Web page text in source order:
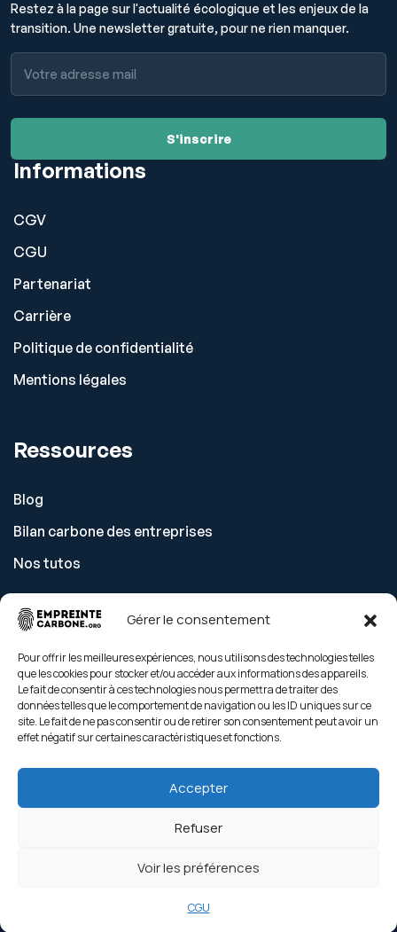
Gérer le consentement
Pour offrir les meilleures expériences, nous utilisons des technologies telles
que les cookies pour stocker et/ou accéder aux informations des appareils.
Le fait de consentir à ces technologies nous permettra de traiter des
données telles que le comportement de navigation ou les ID uniques sur ce
site. Le fait de ne pas consentir ou de retirer son consentement peut avoir un
effet négatif sur certaines caractéristiques et fonctions.
Accepter
Refuser
Voir les préférences
CGU
Restez à la page sur l'actualité écologique et les enjeux de la
transition. Une newsletter gratuite, pour ne rien manquer.
Informations
CGV
CGU
Partenariat
Carrière
Politique de confidentialité
Mentions légales
Ressources
Blog
Bilan carbone des entreprises
Nos tutos
Découvrir
Tarifs
Nos gestes climat
Contact
Copyright © empreinte-carbone 2026. All rights reserved